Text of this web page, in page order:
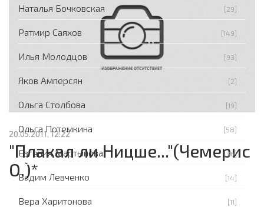
20.05.2011, 12:22
"Плакал ли Ницше..."(Чемерис
О.)*
Наталья Бочковская [29]
Ратмир Саяхов [149]
Илья Молодцов [93]
Яков Амперсян [2]
Ольга Столбова [19]
Ольга Потемкина [58]
Евгения Мартынова [36]
Вадим Левченко [14]
Вера Харитонова [11]